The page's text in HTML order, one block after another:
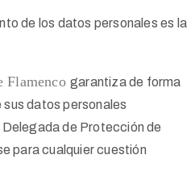
de los datos personales es la
Flamenco garantiza de forma
datos personales
de Protección de
para cualquier cuestión